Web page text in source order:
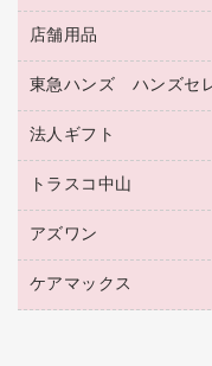
フラットファイル
ファイルボックス
パイプ式ファイル
その他ファイル
クリヤーホルダー
クリヤーブック（差
クリヤーブック（
マーキングペン（水
ホワイトボード用
ボールペン（油性）
ボールペン（ゲルイ
シャープペンシル
備品／小物ケース
透明テープ 事務用
電話台
接着用品
針なしステープラー
紙めくり
裁断機
医療関連用品
設計・製図用品
店舗用品
店舗運営用品
陳列什器
紙手提げ袋
レジ・ポリ袋
ディスプレイ用品
カウンター／お会
東急ハンズ ハンズセ
東急ハンズ
法人ギフト
高島屋
高島屋（食品・飲
カウネットギフト
トラスコ中山
建築・作業用品
アズワン
医療・介護用品（
ケアマックス